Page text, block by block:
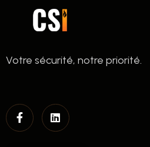
Votre sécurité, notre priorité.